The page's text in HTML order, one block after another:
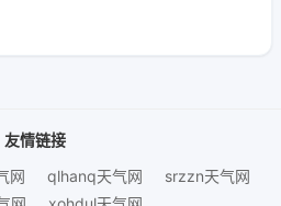
友情链接
网 qlhanq天气网
srzzn天气网